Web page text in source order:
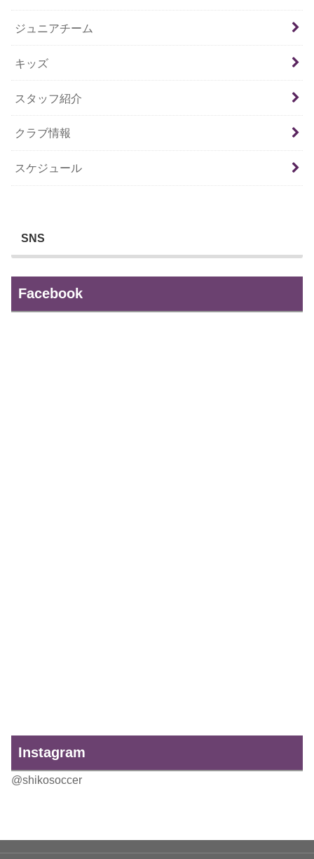
ジュニアチーム
キッズ
スタッフ紹介
クラブ情報
スケジュール
SNS
Facebook
Instagram
@shikosoccer